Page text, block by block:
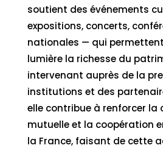
soutient des événements
expositions, concerts,
nationales — qui
lumière la richesse du
intervenant auprès de la
institutions et des
elle contribue à renforcer la
mutuelle et la coopération
la France, faisant de cette